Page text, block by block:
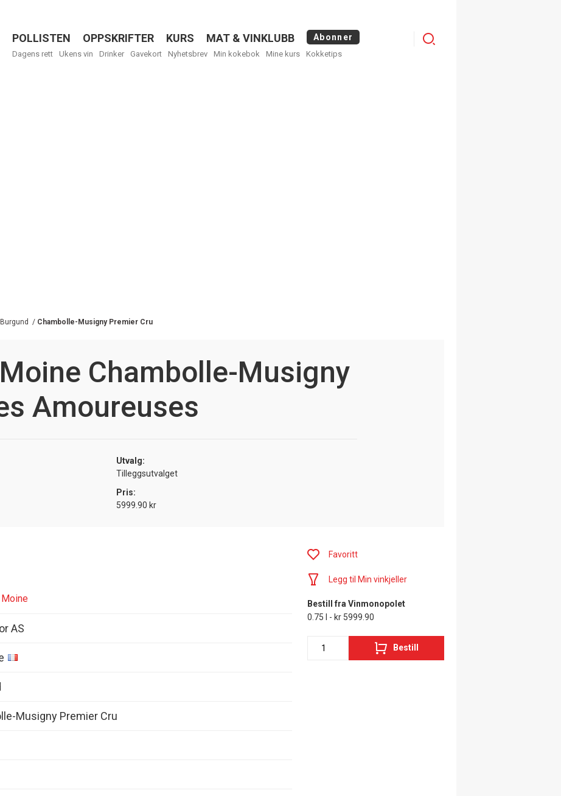
Menu
POLLISTEN OPPSKRIFTER KURS MAT & VINKLUBB Abonner
Dagens rett Ukens vin Drinker Gavekort Nyhetsbrev Min kokebok Mine kurs Kokketips
Menu
Burgund / Chambolle-Musigny Premier Cru
Chambolle-Musigny
Amoureuses
Utvalg:
Tilleggsutvalget
Pris:
5999.90 kr
Moine
AS
Musigny Premier Cru
Favoritt
Legg til Min vinkjeller
Bestill fra Vinmonopolet
0.75 l - kr 5999.90
Bestill